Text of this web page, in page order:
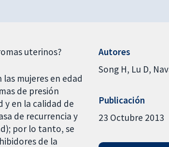
uterinos?
mujeres en edad
de presión
en la calidad de
de recurrencia y
por lo tanto, se
de la
Autores
Song H Lu D
Publicación
23 Octubre 2013